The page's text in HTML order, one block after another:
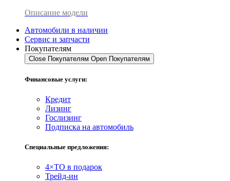
Описание модели
Автомобили в наличии
Сервис и запчасти
Покупателям
Close Покупателям Open Покупателям
Финансовые услуги:
Кредит
Лизинг
Гослизинг
Подписка на автомобиль
Специальные предложения:
4×ТО в подарок
Трейд-ин